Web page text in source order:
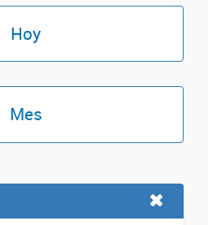
Hoy
Mes